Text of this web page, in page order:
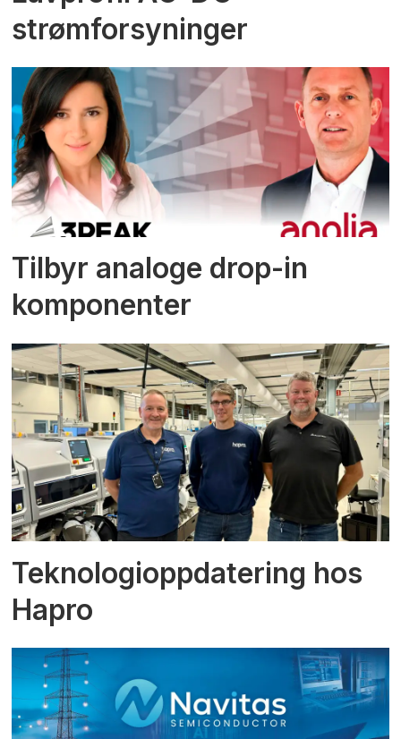
strømforsyninger
Tilbyr analoge drop-in
komponenter
Teknologioppdatering hos
Hapro